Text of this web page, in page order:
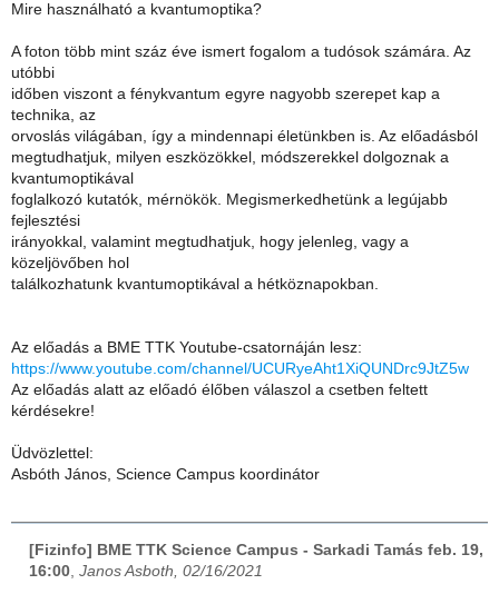
Mire használható a kvantumoptika?
A foton több mint száz éve ismert fogalom a tudósok számára. Az
utóbbi
időben viszont a fénykvantum egyre nagyobb szerepet kap a
technika, az
orvoslás világában, így a mindennapi életünkben is. Az előadásból
megtudhatjuk, milyen eszközökkel, módszerekkel dolgoznak a
kvantumoptikával
foglalkozó kutatók, mérnökök. Megismerkedhetünk a legújabb
fejlesztési
irányokkal, valamint megtudhatjuk, hogy jelenleg, vagy a
közeljövőben hol
találkozhatunk kvantumoptikával a hétköznapokban.
Az előadás a BME TTK Youtube-csatornáján lesz:
https://www.youtube.com/channel/UCURyeAht1XiQUNDrc9JtZ5w
Az előadás alatt az előadó élőben válaszol a csetben feltett
kérdésekre!
Üdvözlettel:
Asbóth János, Science Campus koordinátor
[Fizinfo] BME TTK Science Campus - Sarkadi Tamás feb. 19,
16:00 Janos Asboth, 02/16/2021